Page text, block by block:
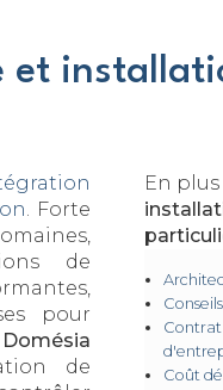
et
. Forte
de
pour
Domésia
de
En plus
Coût